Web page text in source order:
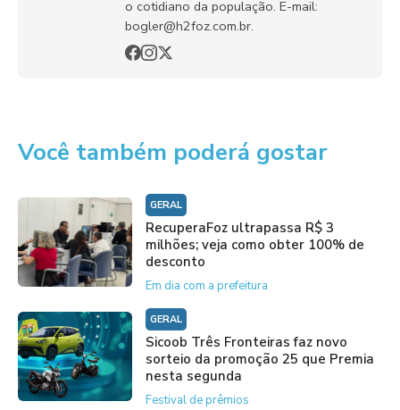
o cotidiano da população. E-mail:
bogler@h2foz.com.br.
Você também poderá gostar
GERAL
RecuperaFoz ultrapassa R$ 3
milhões; veja como obter 100% de
desconto
Em dia com a prefeitura
GERAL
Sicoob Três Fronteiras faz novo
sorteio da promoção 25 que Premia
nesta segunda
Festival de prêmios